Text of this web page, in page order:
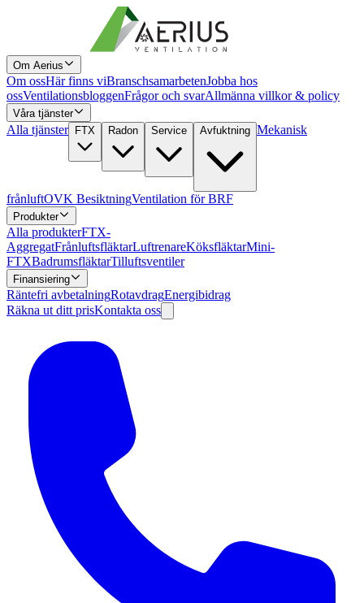
Om Aerius
Om ossHär finns viBranschsamarbetenJobba hos
ossVentilationsbloggenFrågor och svarAllmänna villkor & policy
Våra tjänster
Alla tjänster FTX Radon Service Avfuktning Mekanisk
frånluftOVK BesiktningVentilation för BRF
Produkter
Alla produkterFTX-
AggregatFrånluftsfläktarLuftrenareKöksfläktarMini-
FTXBadrumsfläktarTilluftsventiler
Finansiering
Räntefri avbetalningRotavdragEnergibidrag
Räkna ut ditt prisKontakta oss